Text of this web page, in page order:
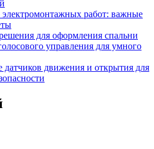
работ: важные
для оформления спальни
управления для умного
датчиков движения и открытия для